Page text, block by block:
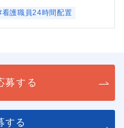
看護職員24時間配置
募する
する